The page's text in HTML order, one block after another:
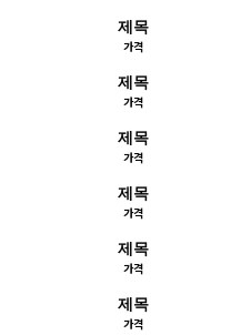
제목
가격
제목
가격
제목
가격
제목
가격
제목
가격
제목
가격